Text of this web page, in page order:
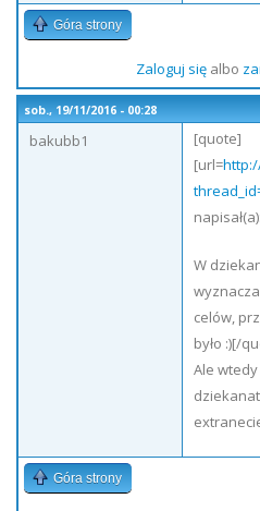
Góra strony
Zaloguj sięalbo
sob., 19/11/2016 - 00:28
bakubb1
[quote]
[url=
W
celów,
było :)[/
Ale
Góra strony